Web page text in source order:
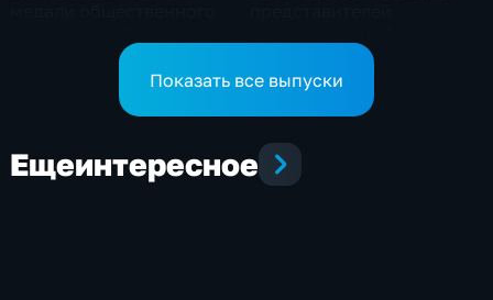
Показать все выпуски
Ещеинтересное